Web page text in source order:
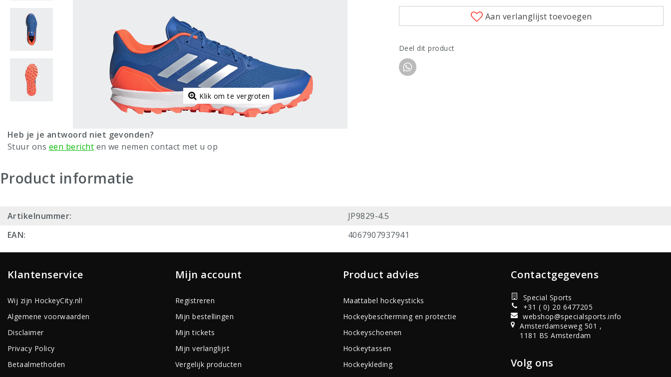
Klik om te vergroten
Aan verlanglijst toevoegen
Deel dit product
Heb je je antwoord niet gevonden?
Stuur ons een bericht en we nemen contact met u op
Product informatie
Artikelnummer:
JP9829-4.5
EAN:
4067907937941
Klantenservice
Wij zijn HockeyCity.nl!
Algemene voorwaarden
Disclaimer
Privacy Policy
Betaalmethoden
Mijn account
Registreren
Mijn bestellingen
Mijn tickets
Mijn verlanglijst
Vergelijk producten
Product advies
Maattabel hockeysticks
Hockeybescherming en protectie
Hockeyschoenen
Hockeytassen
Hockeykleding
Contactgegevens
Special Sports
+31 ( 0) 20 6477205
webshop@specialsports.info
Amsterdamseweg 501 ,
1181 BS Amsterdam
Volg ons